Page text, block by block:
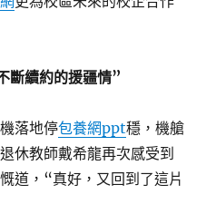
斷續約的援疆情”
落地停包養網ppt穩，機艙
休教師戴希龍再次感受到
道，“真好，又回到了這片